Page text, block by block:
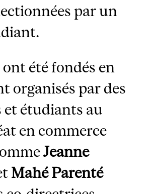
par un
été fondés en
organisés par des
et étudiants au
en commerce
Jeanne
Mahé Parenté